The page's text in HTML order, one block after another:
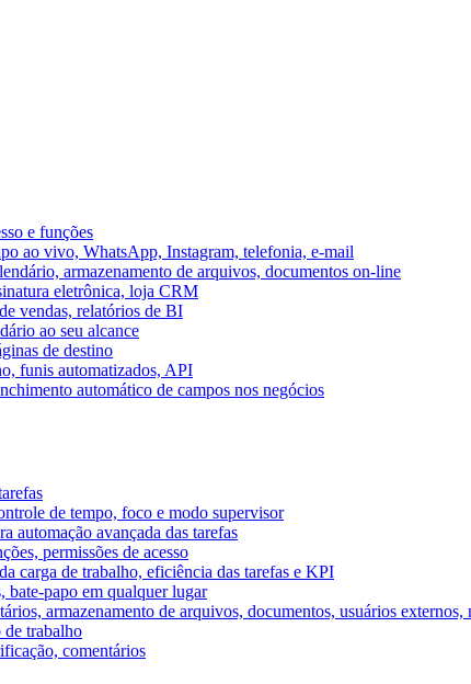
e funções
ao vivo, WhatsApp, Instagram, telefonia, e-mail
armazenamento de arquivos, documentos on-line
eletrônica, loja CRM
vendas, relatórios de BI
ao seu alcance
de destino
funis automatizados, API
automático de campos nos negócios
de tempo, foco e modo supervisor
automação avançada das tarefas
permissões de acesso
carga de trabalho, eficiência das tarefas e KPI
bate-papo em qualquer lugar
armazenamento de arquivos, documentos, usuários externos,
de trabalho
comentários